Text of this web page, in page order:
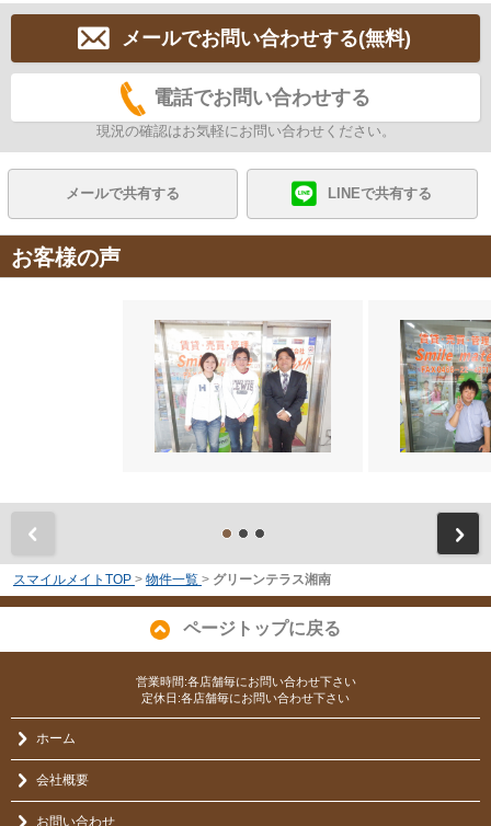
メールでお問い合わせする(無料)
電話でお問い合わせする
現況の確認はお気軽にお問い合わせください。
メールで共有する LINEで共有する
お客様の声
スマイルメイトTOP > 物件一覧 > グリーンテラス湘南
ページトップに戻る
営業時間:各店舗毎にお問い合わせ下さい
定休日:各店舗毎にお問い合わせ下さい
ホーム
会社概要
お問い合わせ